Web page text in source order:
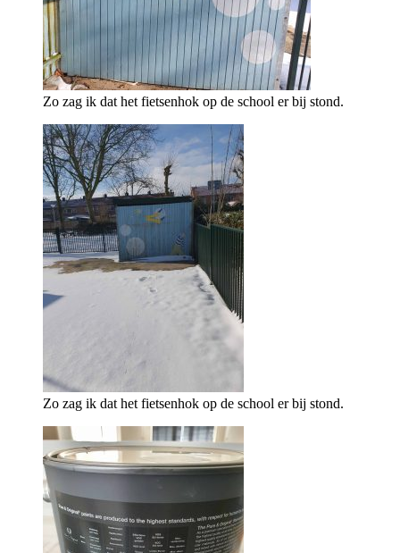
Zo zag ik dat het fietsenhok op de school er bij stond.
Zo zag ik dat het fietsenhok op de school er bij stond.